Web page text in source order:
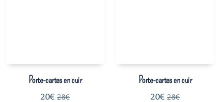
Porte-cartes en cuir
20€ 28€
Porte-cartes en cuir
20€ 28€